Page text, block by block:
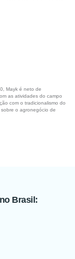
Mayk é neto de
as atividades do campo
com o tradicionalismo do
o agronegócio de
Brasil: